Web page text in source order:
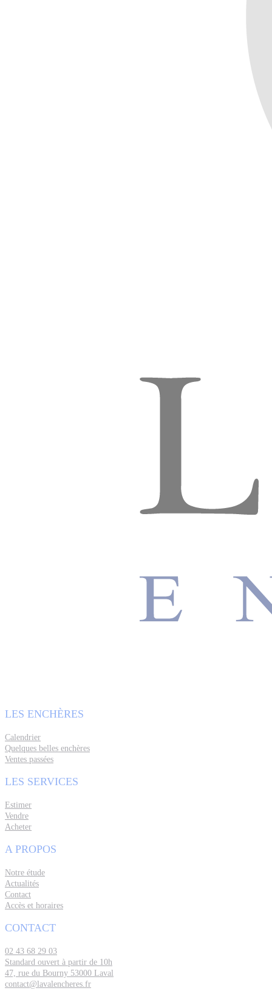
LES ENCHÈRES
Calendrier
Quelques belles enchères
Ventes passées
LES SERVICES
Estimer
Vendre
Acheter
A PROPOS
Notre étude
Actualités
Contact
Accès et horaires
CONTACT
02 43 68 29 03
Standard ouvert à partir de 10h
47, rue du Bourny 53000 Laval
contact@lavalencheres.fr